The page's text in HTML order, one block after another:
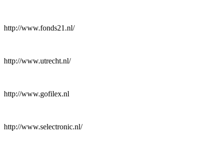
http://www.fonds21.nl/
http://www.utrecht.nl/
http://www.gofilex.nl
http://www.selectronic.nl/